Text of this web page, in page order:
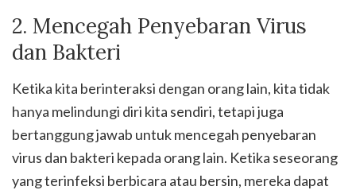
2. Mencegah Penyebaran Virus
dan Bakteri
Ketika kita berinteraksi dengan orang lain, kita tidak
hanya melindungi diri kita sendiri, tetapi juga
bertanggung jawab untuk mencegah penyebaran
virus dan bakteri kepada orang lain. Ketika seseorang
yang terinfeksi berbicara atau bersin, mereka dapat